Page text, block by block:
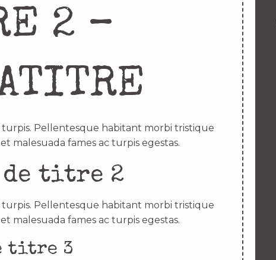
2 –
Pellentesque habitant morbi tristique
malesuada fames ac turpis egestas.
de titre 2
Pellentesque habitant morbi tristique
malesuada fames ac turpis egestas.
titre 3